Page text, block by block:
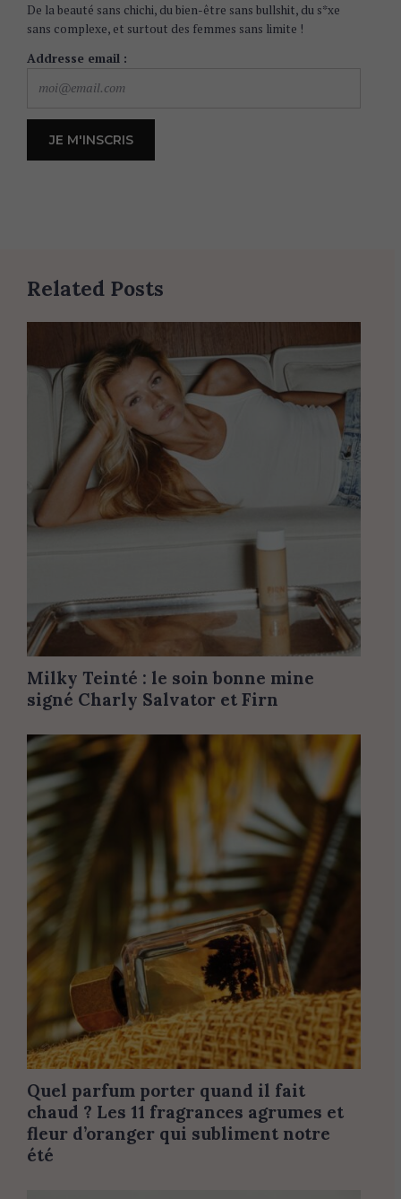
De la beauté sans chichi, du bien-être sans bullshit, du s*xe
sans complexe, et surtout des femmes sans limite !
Addresse email :
Related Posts
Milky Teinté : le soin bonne mine
signé Charly Salvator et Firn
Quel parfum porter quand il fait
chaud ? Les 11 fragrances agrumes et
fleur d’oranger qui subliment notre
été